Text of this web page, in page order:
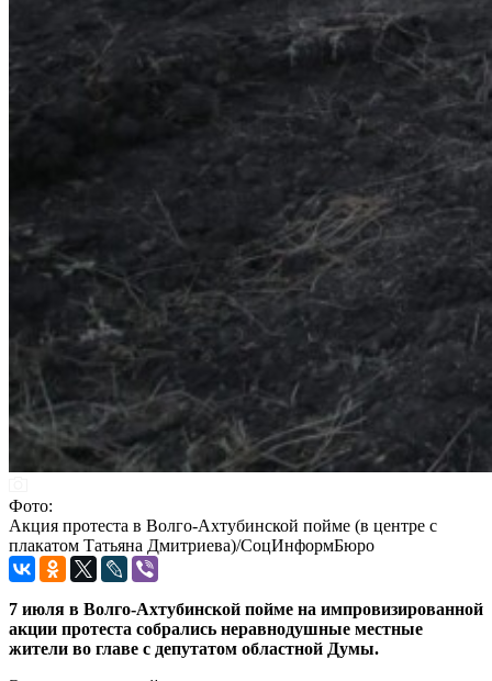
Фото:
Акция протеста в Волго-Ахтубинской пойме (в центре с
плакатом Татьяна Дмитриева)/СоцИнформБюро
7 июля в Волго-Ахтубинской пойме на импровизированной
акции протеста собрались неравнодушные местные
жители во главе с депутатом областной Думы.